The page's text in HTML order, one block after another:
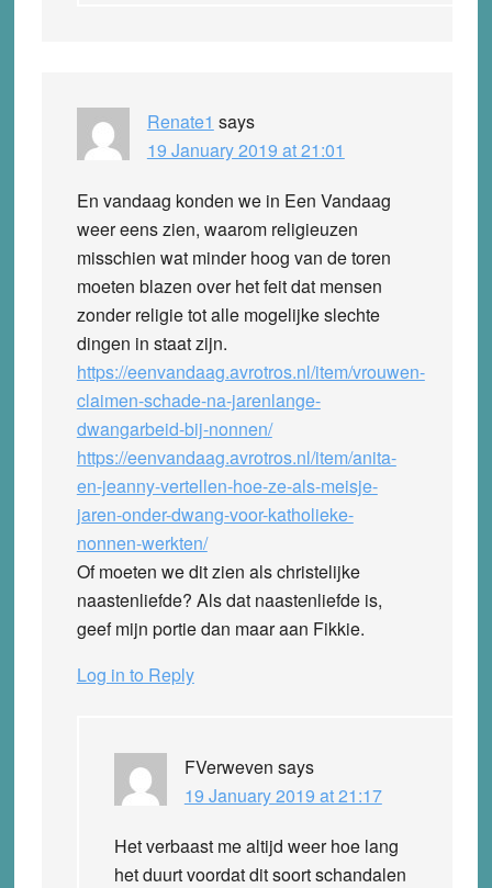
Renate1 says
19 January 2019 at 21:01
En vandaag konden we in Een Vandaag
weer eens zien, waarom religieuzen
misschien wat minder hoog van de toren
moeten blazen over het feit dat mensen
zonder religie tot alle mogelijke slechte
dingen in staat zijn.
https://eenvandaag.avrotros.nl/item/vrouwen-
claimen-schade-na-jarenlange-
dwangarbeid-bij-nonnen/
https://eenvandaag.avrotros.nl/item/anita-
en-jeanny-vertellen-hoe-ze-als-meisje-
jaren-onder-dwang-voor-katholieke-
nonnen-werkten/
Of moeten we dit zien als christelijke
naastenliefde? Als dat naastenliefde is,
geef mijn portie dan maar aan Fikkie.
Log in to Reply
FVerweven says
19 January 2019 at 21:17
Het verbaast me altijd weer hoe lang
het duurt voordat dit soort schandalen